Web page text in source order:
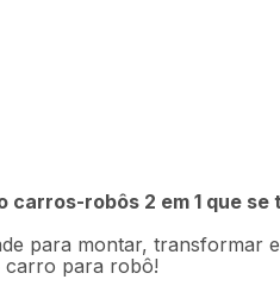
Multikids -
carros-robôs 2 em 1 que
para montar, transformar
carro para robô!